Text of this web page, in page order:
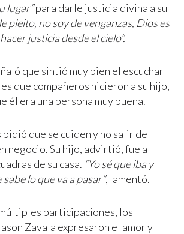
lugar”para darle justicia divina a su
pleito, no soy de venganzas, Dios es
justicia desde el cielo”.
que sintió muy bien el escuchar
que compañeros hicieron a su hijo,
él era una persona muy buena.
que se cuiden y no salir de
negocio. Su hijo, advirtió, fue al
de su casa. “Yo sé que iba y
lo que va a pasar”, lamentó.
participaciones, los
Zavala expresaron el amor y